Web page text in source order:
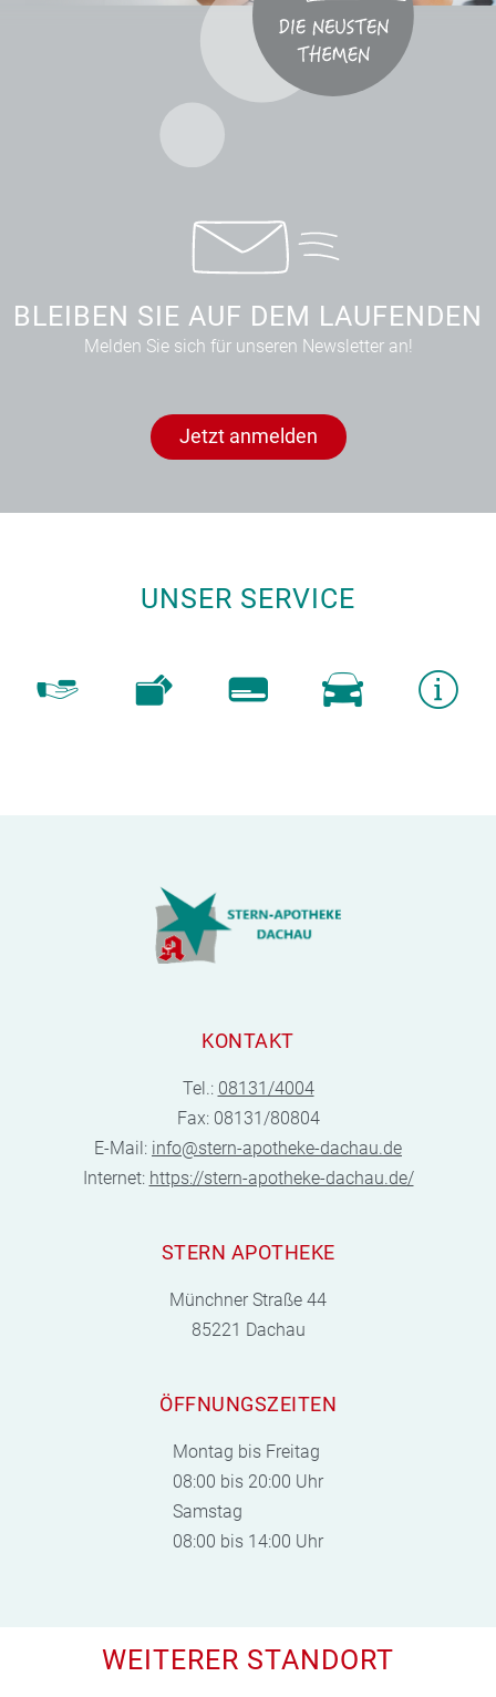
BLEIBEN SIE AUF DEM LAUFENDEN
Melden Sie sich für unseren Newsletter an!
Jetzt anmelden
UNSER SERVICE
KONTAKT
Tel.: 08131/4004
Fax: 08131/80804
E-Mail: info@stern-apotheke-dachau.de
Internet: https://stern-apotheke-dachau.de/
STERN APOTHEKE
Münchner Straße 44
85221 Dachau
ÖFFNUNGSZEITEN
Montag bis Freitag
08:00 bis 20:00 Uhr
Samstag
08:00 bis 14:00 Uhr
WEITERER STANDORT